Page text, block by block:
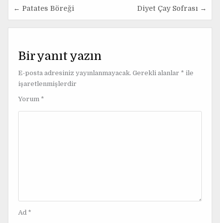
Y
a
g
e
z
← Patates Böreği Diyet Çay Sofrası →
Bir yanıt yazın
E-posta adresiniz yayınlanmayacak. Gerekli alanlar * ile
işaretlenmişlerdir
Yorum *
Ad *